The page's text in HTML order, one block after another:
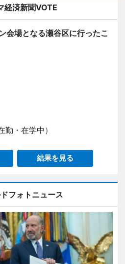
経済新聞VOTE
会場となる瀬谷区に行ったこ
勤・在学中）
結果を見る
フォトニュース